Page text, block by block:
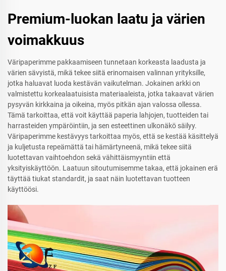
Premium-luokan laatu ja värien
voimakkuus
Väripaperimme pakkaamiseen tunnetaan korkeasta laadusta ja
värien sävyistä, mikä tekee siitä erinomaisen valinnan yrityksille,
jotka haluavat luoda kestävän vaikutelman. Jokainen arkki on
valmistettu korkealaatuisista materiaaleista, jotka takaavat värien
pysyvän kirkkaina ja oikeina, myös pitkän ajan valossa ollessa.
Tämä tarkoittaa, että voit käyttää paperia lahjojen, tuotteiden tai
harrasteiden ympäröintiin, ja sen esteettinen ulkonäkö säilyy.
Väripaperimme kestävyys tarkoittaa myös, että se kestää käsittelyä
ja kuljetusta repeämättä tai hämärtyneenä, mikä tekee siitä
luotettavan vaihtoehdon sekä vähittäismyyntiin että
yksityiskäyttöön. Laatuun sitoutumisemme takaa, että jokainen erä
täyttää tiukat standardit, ja saat näin luotettavan tuotteen
käyttöösi.